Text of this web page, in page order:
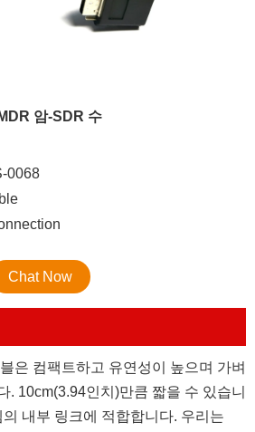
암-SDR 수
0068
Chat Now
은 컴팩트하고 유연성이 높으며 가벼
. 10cm(3.94인치)만큼 짧을 수 있습니
내부 링크에 적합합니다. 우리는